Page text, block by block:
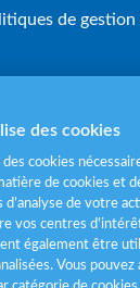
de gestion
Pour
des cookies
cookies
de cookies et
d’analyse de votre
vos centres
également être
Vous